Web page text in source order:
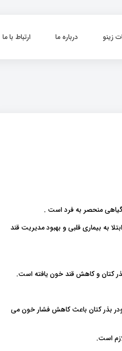
زینو درباره ما ارتباط با ما
به بیماری قلبی و بهبود مدیریت قند
بذر کتان باعث کاهش فشار خون می
است.